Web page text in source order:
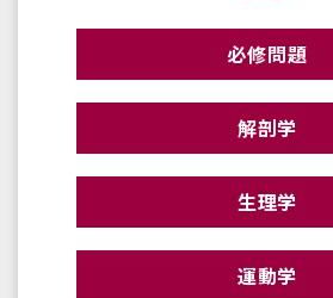
必修問題
解剖学
生理学
運動学